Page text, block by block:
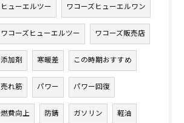
ヒューエルツー ワコーズヒューエルワン
ワコーズヒューエルツー ワコーズ販売店
添加剤 寒暖差 この時期おすすめ
売れ筋 パワー パワー回復
燃費向上 防錆 ガソリン 軽油